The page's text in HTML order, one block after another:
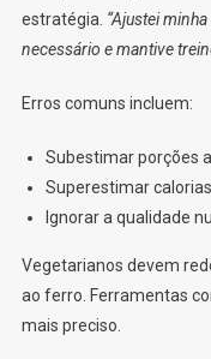
estratégia. “Ajustei
necessário e mantive
Erros comuns incluem:
Subestimar porções
Superestimar
Ignorar a qualidade
Vegetarianos devem
ao ferro. Ferramentas
mais preciso.